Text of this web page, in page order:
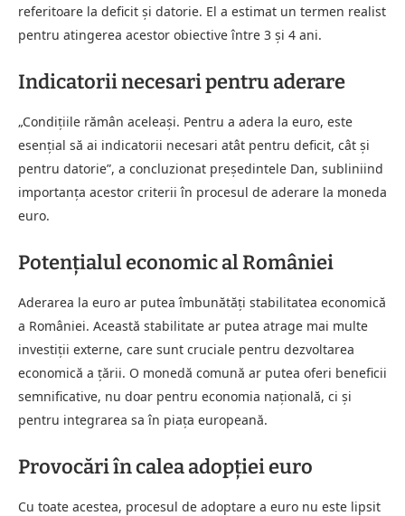
referitoare la deficit și datorie. El a estimat un termen realist
pentru atingerea acestor obiective între 3 și 4 ani.
Indicatorii necesari pentru aderare
„Condițiile rămân aceleași. Pentru a adera la euro, este
esențial să ai indicatorii necesari atât pentru deficit, cât și
pentru datorie”, a concluzionat președintele Dan, subliniind
importanța acestor criterii în procesul de aderare la moneda
euro.
Potențialul economic al României
Aderarea la euro ar putea îmbunătăți stabilitatea economică
a României. Această stabilitate ar putea atrage mai multe
investiții externe, care sunt cruciale pentru dezvoltarea
economică a țării. O monedă comună ar putea oferi beneficii
semnificative, nu doar pentru economia națională, ci și
pentru integrarea sa în piața europeană.
Provocări în calea adopției euro
Cu toate acestea, procesul de adoptare a euro nu este lipsit